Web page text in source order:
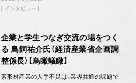
インタビュー
企業と学生つなぎ交流の場をつく
る 鳥飼祐介氏（経済産業省企画調
整係長）【鳥瞰蟻瞰】
素形材産業の人手不足は、業界共通の課題で